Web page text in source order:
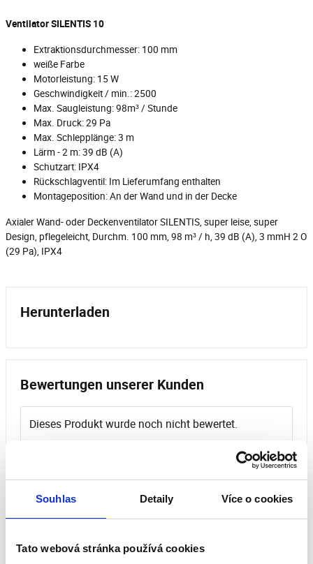
Souhlas Detaily Více o cookies
Tato webová stránka používá cookies
Ventilator SILENTIS 10
Extraktionsdurchmesser: 100 mm
weiße Farbe
Motorleistung: 15 W
Geschwindigkeit / min.: 2500
Max. Saugleistung: 98m³ / Stunde
Max. Druck: 29 Pa
Max. Schlepplänge: 3 m
Lärm - 2 m: 39 dB (A)
Schutzart: IPX4
Rückschlagventil: Im Lieferumfang enthalten
Montageposition: An der Wand und in der Decke
Axialer Wand- oder Deckenventilator SILENTIS, super leise, super
Design, pflegeleicht, Durchm. 100 mm, 98 m³ / h, 39 dB (A), 3 mmH 2 O
(29 Pa), IPX4
Herunterladen
Bewertungen unserer Kunden
Dieses Produkt wurde noch nicht bewertet.
Um eine Bewertung hinzuzufügen, müssen Sie sich